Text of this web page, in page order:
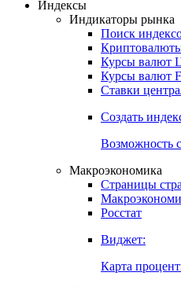
Откройте
Получить
Индикаторы рынка
Поиск
Курсы валют
Ставки
Создать индекс
Возможность
Страницы
Росстат